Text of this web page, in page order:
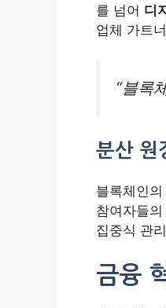
를 넘어 디
업체 가트
“블록
분산 원
블록체인
참여자들
집중식 관
금융